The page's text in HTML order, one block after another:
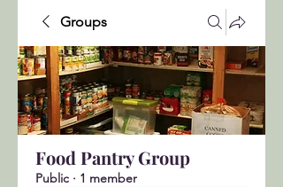
Groups
Food Pantry Group
Public · 1 member